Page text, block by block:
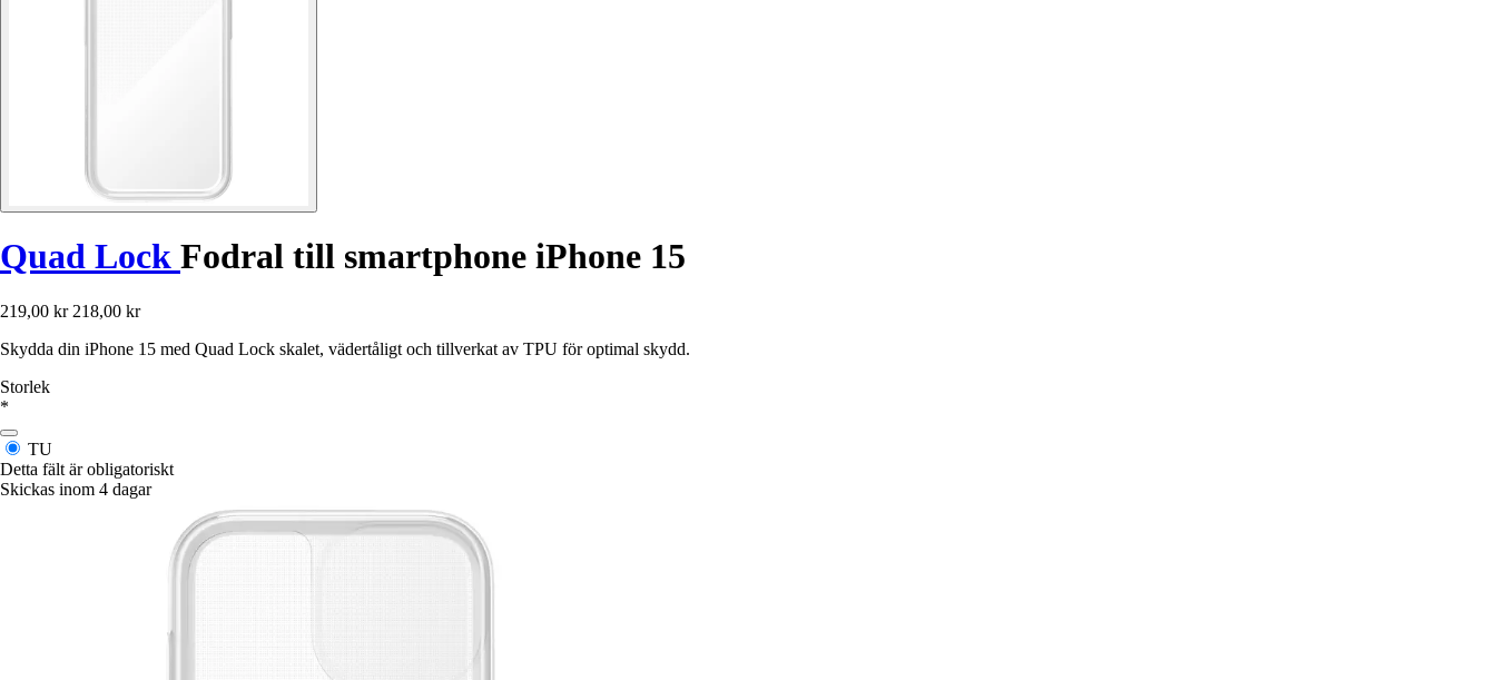
Quad Lock Fodral till smartphone iPhone 15
219,00 kr 218,00 kr
Skydda din iPhone 15 med Quad Lock skalet, vädertåligt och tillverkat av TPU för optimal skydd.
Storlek
*
TU
Detta fält är obligatoriskt
Skickas inom 4 dagar